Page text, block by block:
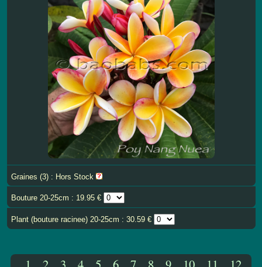
Graines (3) : Hors Stock
Bouture 20-25cm : 19.95 €
Plant (bouture racinee) 20-25cm : 30.59 €